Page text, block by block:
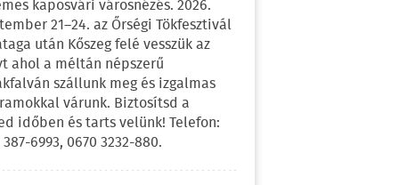
kaposvári városnézés. 2026.
21–24. az Őrségi Tökfesztivál
után Kőszeg felé vesszük az
ahol a méltán népszerű
szállunk meg és izgalmas
várunk. Biztosítsd a
időben és tarts velünk! Telefon:
6993, 0670 3232-880.